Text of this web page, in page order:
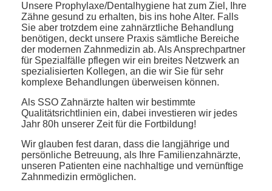
Unsere Prophylaxe/Dentalhygiene hat zum Ziel, Ihre
Zähne gesund zu erhalten, bis ins hohe Alter. Falls
Sie aber trotzdem eine zahnärztliche Behandlung
benötigen, deckt unsere Praxis sämtliche Bereiche
der modernen Zahnmedizin ab. Als Ansprechpartner
für Spezialfälle pflegen wir ein breites Netzwerk an
spezialisierten Kollegen, an die wir Sie für sehr
komplexe Behandlungen überweisen können.
Als SSO Zahnärzte halten wir bestimmte
Qualitätsrichtlinien ein, dabei investieren wir jedes
Jahr 80h unserer Zeit für die Fortbildung!
Wir glauben fest daran, dass die langjährige und
persönliche Betreuung, als Ihre Familienzahnärzte,
unseren Patienten eine nachhaltige und vernünftige
Zahnmedizin ermöglichen.